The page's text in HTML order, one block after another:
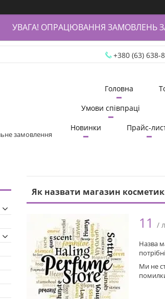
УВАГА! ОПРАЦЮВАННЯ ЗАМОВЛЕНЬ
+380 (63) 638-
замовлення
Головна
Умови співпраці
Новинки
Прайс-
Як назвати магазин
11 /
Назва
Ми не